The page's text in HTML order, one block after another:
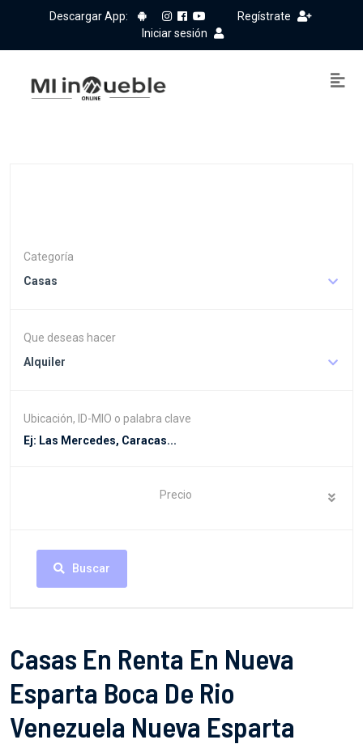
Descargar App:
Regístrate
Iniciar sesión
Categoría
Casas
Que deseas hacer
Alquiler
Ubicación, ID-MIO o palabra clave
Precio
Buscar
Casas En Renta En Nueva
Esparta Boca De Rio
Venezuela Nueva Esparta